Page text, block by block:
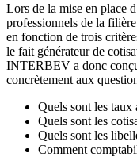
Lors de la mise en place
professionnels de la
en fonction de trois
le fait générateur de
INTERBEV a donc
concrètement aux
Quels sont les taux
Quels sont les
Quels sont les
Comment